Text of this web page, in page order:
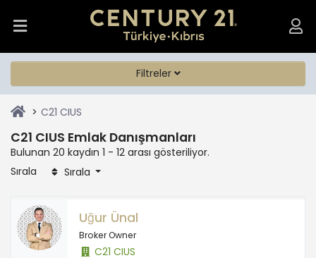
Filtreler
C21 CIUS
C21 CIUS Emlak Danışmanları
Bulunan 20 kaydın 1 - 12 arası gösteriliyor.
Sırala
Sırala
Uğur Ünal
Broker Owner
C21 CIUS